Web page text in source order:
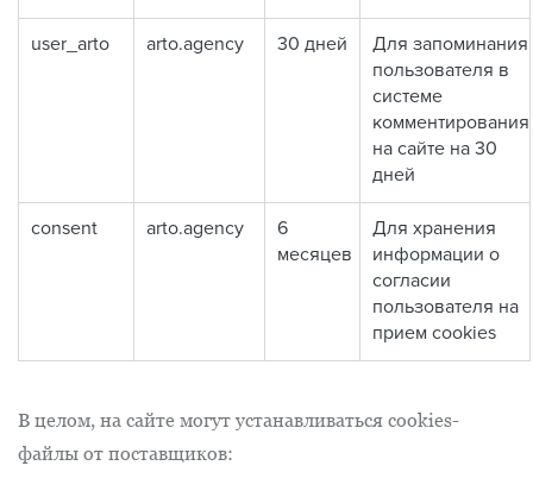
user_arto arto.agency 30 дней
Для запоминания
пользователя в
системе
комментирования
на сайте на 30
дней
consent arto.agency
6
месяцев
Для хранения
информации о
согласии
пользователя на
прием cookies
В целом, на сайте могут устанавливаться cookies-
файлы от поставщиков: